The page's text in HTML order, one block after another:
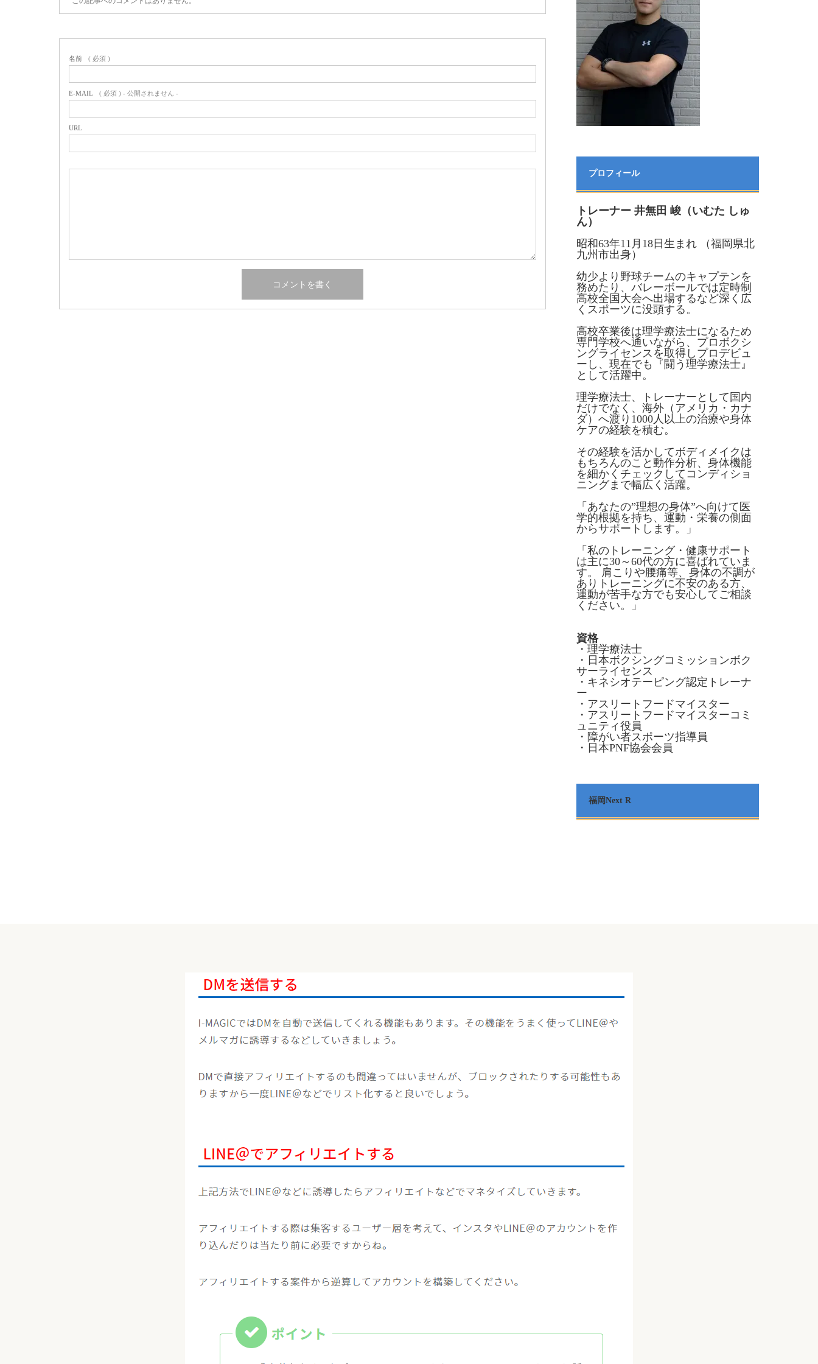
名前 ( 必須 )
E-MAIL ( 必須 ) - 公開されません -
URL
プロフィール
トレーナー 井無田 峻（いむた しゅ
ん）
昭和63年11月18日生まれ （福岡県北
九州市出身）
幼少より野球チームのキャプテンを
務めたり、バレーボールでは定時制
高校全国大会へ出場するなど深く広
くスポーツに没頭する。
高校卒業後は理学療法士になるため
専門学校へ通いながら、プロボクシ
ングライセンスを取得しプロデビュ
ーし、現在でも『闘う理学療法士』
として活躍中。
理学療法士、トレーナーとして国内
だけでなく、海外（アメリカ・カナ
ダ）へ渡り1000人以上の治療や身体
ケアの経験を積む。
その経験を活かしてボディメイクは
もちろんのこと動作分析、身体機能
を細かくチェックしてコンディショ
ニングまで幅広く活躍。
「あなたの”理想の身体”へ向けて医
学的根拠を持ち、運動・栄養の側面
からサポートします。」
「私のトレーニング・健康サポート
は主に30～60代の方に喜ばれていま
す。 肩こりや腰痛等、身体の不調が
ありトレーニングに不安のある方、
運動が苦手な方でも安心してご相談
ください。」
資格
・理学療法士
・日本ボクシングコミッションボク
サーライセンス
・キネシオテーピング認定トレーナ
ー
・アスリートフードマイスター
・アスリートフードマイスターコミ
ュニティ役員
・障がい者スポーツ指導員
・日本PNF協会会員
福岡Next R